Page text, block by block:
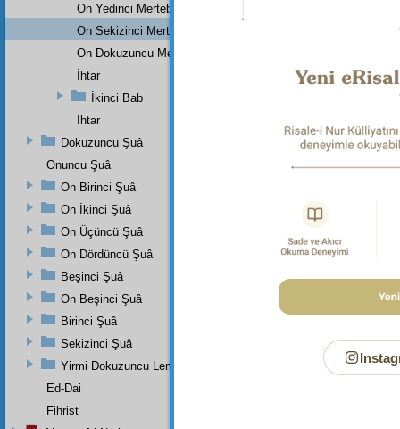
Dipnot-1
"Amel
Bu
On Yedinci Mertebesinde
On Sekizinci Mertebesinde
On Dokuzuncu Mertebesinde
İhtar
İkinci Bab
İhtar
Dokuzuncu Şuâ
Onuncu Şuâ
On Birinci Şuâ
On İkinci Şuâ
On Üçüncü Şuâ
On Dördüncü Şuâ
Beşinci Şuâ
On Beşinci Şuâ
Birinci Şuâ
Sekizinci Şuâ
Yirmi Dokuzuncu Lem'adan İkinci Bab
Ed-Dai
Fihrist